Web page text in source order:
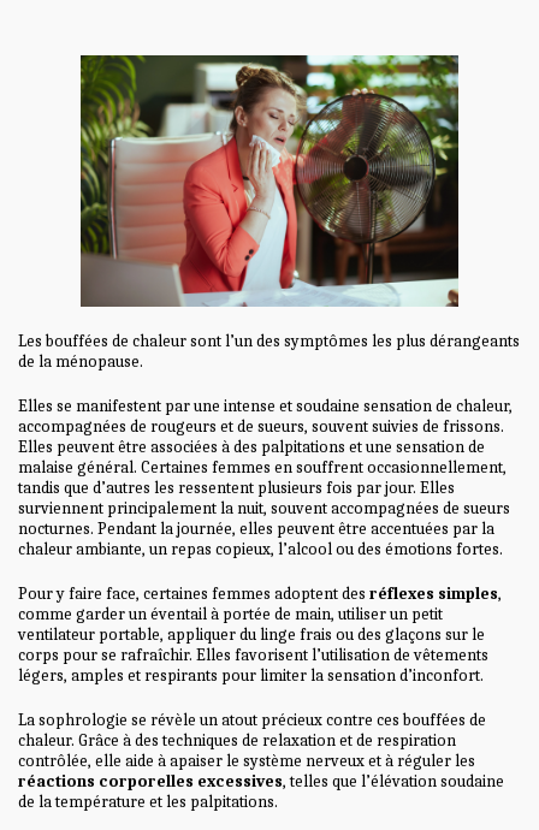
Les bouffées de chaleur sont l’un des symptômes les plus dérangeants
de la ménopause.
Elles se manifestent par une intense et soudaine sensation de chaleur,
accompagnées de rougeurs et de sueurs, souvent suivies de frissons.
Elles peuvent être associées à des palpitations et une sensation de
malaise général. Certaines femmes en souffrent occasionnellement,
tandis que d’autres les ressentent plusieurs fois par jour. Elles
surviennent principalement la nuit, souvent accompagnées de sueurs
nocturnes. Pendant la journée, elles peuvent être accentuées par la
chaleur ambiante, un repas copieux, l’alcool ou des émotions fortes.
Pour y faire face, certaines femmes adoptent des réflexes simples,
comme garder un éventail à portée de main, utiliser un petit
ventilateur portable, appliquer du linge frais ou des glaçons sur le
corps pour se rafraîchir. Elles favorisent l’utilisation de vêtements
légers, amples et respirants pour limiter la sensation d’inconfort.
La sophrologie se révèle un atout précieux contre ces bouffées de
chaleur. Grâce à des techniques de relaxation et de respiration
contrôlée, elle aide à apaiser le système nerveux et à réguler les
réactions corporelles excessives, telles que l’élévation soudaine
de la température et les palpitations.